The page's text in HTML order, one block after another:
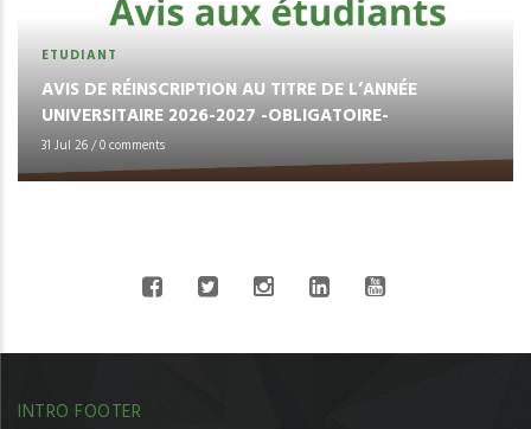
ETUDIANT
AVIS DE RÉINSCRIPTION AU TITRE DE L’ANNÉE
UNIVERSITAIRE 2026-2027 -OBLIGATOIRE-
31 Jul 26/0 comments
INTRO FOOTER